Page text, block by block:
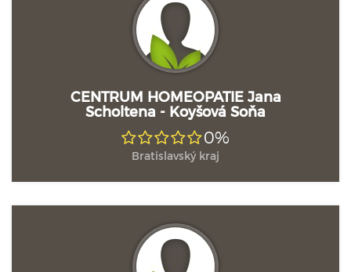
CENTRUM HOMEOPATIE Jana
Scholtena - Koyšová Soňa
0%
Bratislavský kraj